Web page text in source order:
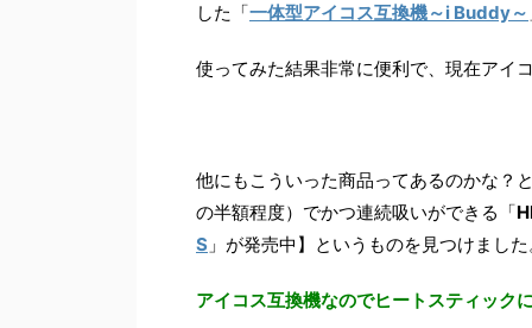
した「一体型アイコス互換機～i Buddy～
使ってみた結果非常に便利で、現在アイ
他にもこういった商品ってあるのかな？
の半額程度）でかつ連続吸いができる「
S 」が発売中】というものを見つけまし
アイコス互換機なのでヒートスティック